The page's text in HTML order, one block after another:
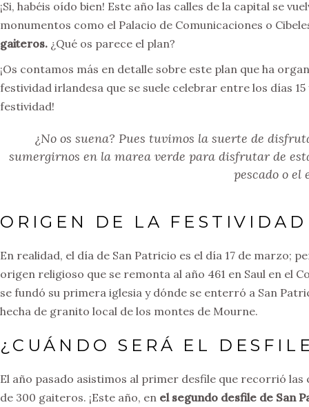
¡Si, habéis oído bien! Este año las calles de la capital se
monumentos como el Palacio de Comunicaciones o
gaiteros. ¿Qué os parece el plan?
¡Os contamos más en detalle sobre este plan que ha
festividad irlandesa que se suele celebrar entre los días
festividad!
¿No os suena? Pues tuvimos la suerte de
sumergirnos en la marea verde para disfrutar de
pescado o el
ORIGEN DE LA
En realidad, el día de San Patricio es el día 17 de marzo;
origen religioso que se remonta al año 461 en Saul en el
se fundó su primera iglesia y dónde se enterró a San
hecha de granito local de los montes de Mourne.
¿CUÁNDO SERÁ EL
El año pasado asistimos al primer desfile que recorrió las
de 300 gaiteros. ¡Este año, en el segundo desfile de San